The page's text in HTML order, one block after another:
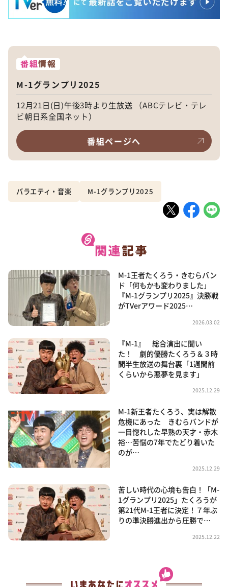
番組情報
M-1グランプリ2025
12月21日(日)午後3時より生放送 （ABCテレビ・テレ
ビ朝日系全国ネット）
番組ページへ
バラエティ・音楽 M-1グランプリ2025
M-1王者たくろう・きむらバン
ド「何もかも変わりました」
『M-1グランプリ2025』決勝戦
がTVerアワード2025…
2026.03.02
『M-1』 総合演出に聞い
た！ 劇的優勝たくろう＆３時
間半生放送の舞台裏「1週間前
くらいから悪夢を見ます」
2025.12.29
M-1新王者たくろう、実は解散
危機にあった きむらバンドが
一目惚れした早熟の天才・赤木
裕…苦悩の7年でたどり着いた
のが…
2025.12.29
苦しい時代の心境も告白！「M-
1グランプリ2025」たくろうが
第21代M-1王者に決定！７年ぶ
りの準決勝進出から圧勝で…
2025.12.22